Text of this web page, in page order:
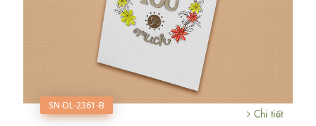
SN-DL-2361-B
Chi tiết